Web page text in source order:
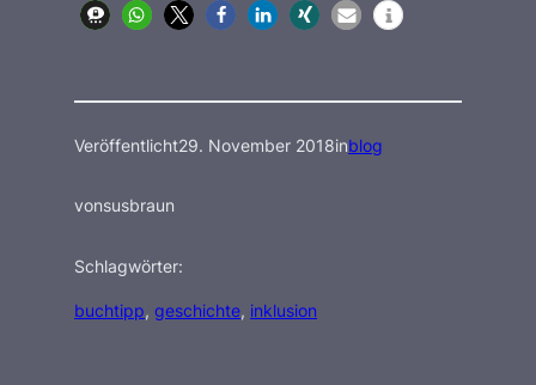
Veröffentlicht29. November 2018inblog
vonsusbraun
Schlagwörter:
buchtipp, geschichte, inklusion